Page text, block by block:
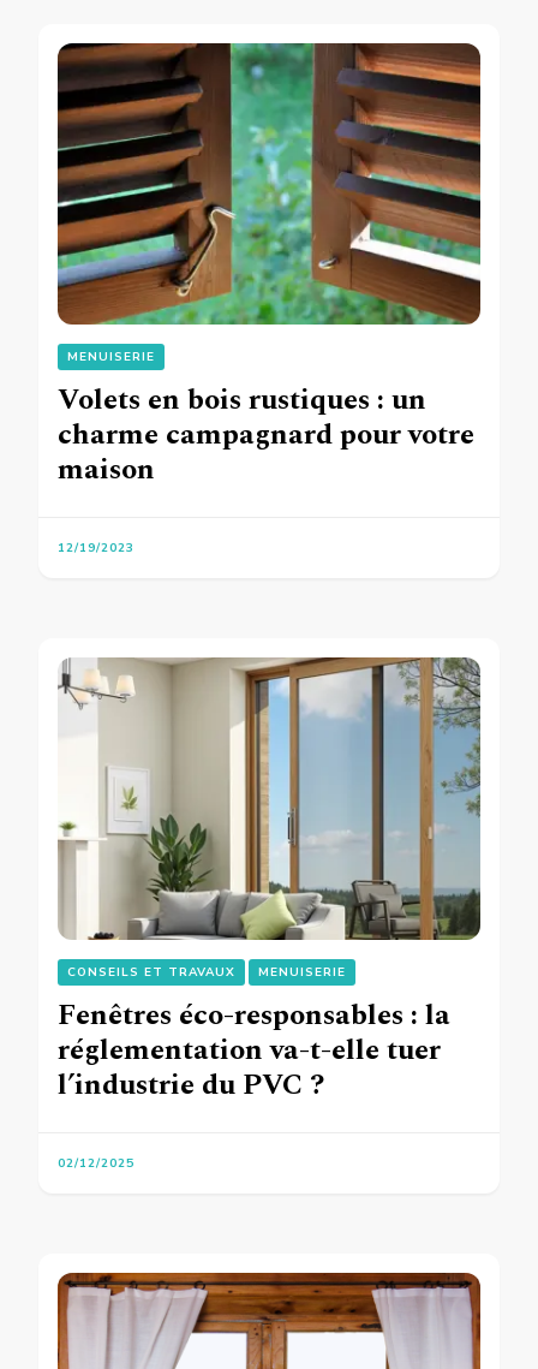
MENUISERIE
Volets en bois rustiques : un
charme campagnard pour votre
maison
12/19/2023
CONSEILS ET TRAVAUX MENUISERIE
Fenêtres éco-responsables : la
réglementation va-t-elle tuer
l’industrie du PVC ?
02/12/2025